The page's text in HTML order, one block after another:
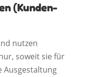
(Kunden-
nutzen
soweit sie für
Ausgestaltung